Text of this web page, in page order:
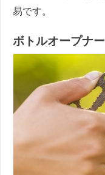
易です。
ボトルオープナー